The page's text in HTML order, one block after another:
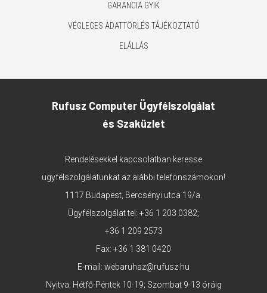
GARANCIA GYIK
VÉGLEGES ADATTÖRLÉS TÁJÉKOZTATÓ
ELÁLLÁS
Rufusz Computer Ügyfélszolgálat
és Szaküzlet
Rendelésekkel kapcsolatban keresse
ügyfélszolgálatunkat az alábbi telefonszámokon!
1117 Budapest, Bercsényi utca 19/a.
Ügyfélszolgálat tel: +36 1 203 0382;
+36 1 209 2573
Fax: +36 1 381 0420
E-mail: webaruhaz@rufusz.hu
Nyitva: Hétfő-Péntek 10-19; Szombat 9-13 óráig